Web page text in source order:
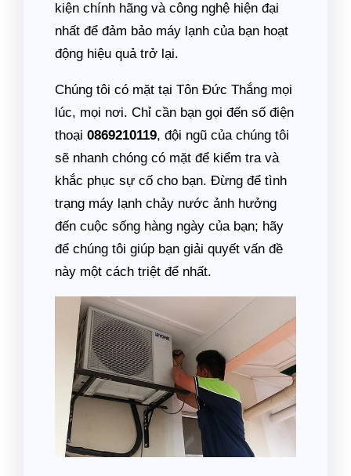
kiện chính hãng và công nghệ hiện đại
nhất để đảm bảo máy lạnh của bạn hoạt
động hiệu quả trở lại.
Chúng tôi có mặt tại Tôn Đức Thắng mọi
lúc, mọi nơi. Chỉ cần bạn gọi đến số điện
thoại 0869210119, đội ngũ của chúng tôi
sẽ nhanh chóng có mặt để kiểm tra và
khắc phục sự cố cho bạn. Đừng để tình
trạng máy lạnh chảy nước ảnh hưởng
đến cuộc sống hàng ngày của bạn; hãy
để chúng tôi giúp bạn giải quyết vấn đề
này một cách triệt để nhất.